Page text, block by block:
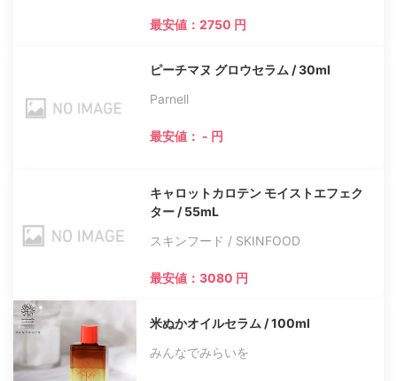
最安値：2750 円
ピーチマヌ グロウセラム / 30ml
Parnell
最安値： - 円
キャロットカロテン モイストエフェク
ター / 55mL
スキンフード / SKINFOOD
最安値：3080 円
米ぬかオイルセラム / 100ml
みんなでみらいを